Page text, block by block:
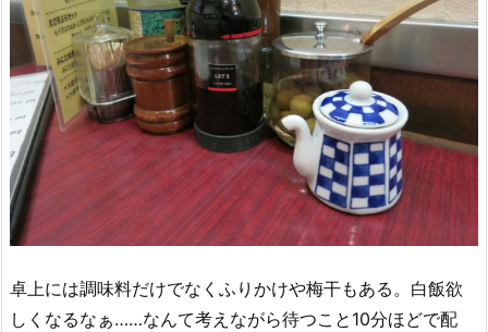
卓上には調味料だけでなくふりかけや梅干もある。白飯欲
しくなるなぁ……なんて考えながら待つこと10分ほどで配